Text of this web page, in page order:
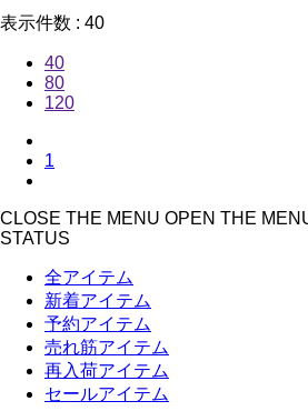
表示件数 : 40
40
80
120
1
CLOSE THE MENU OPEN THE
STATUS
全アイテム
新着アイテム
予約アイテム
売れ筋アイテム
再入荷アイテム
セールアイテム